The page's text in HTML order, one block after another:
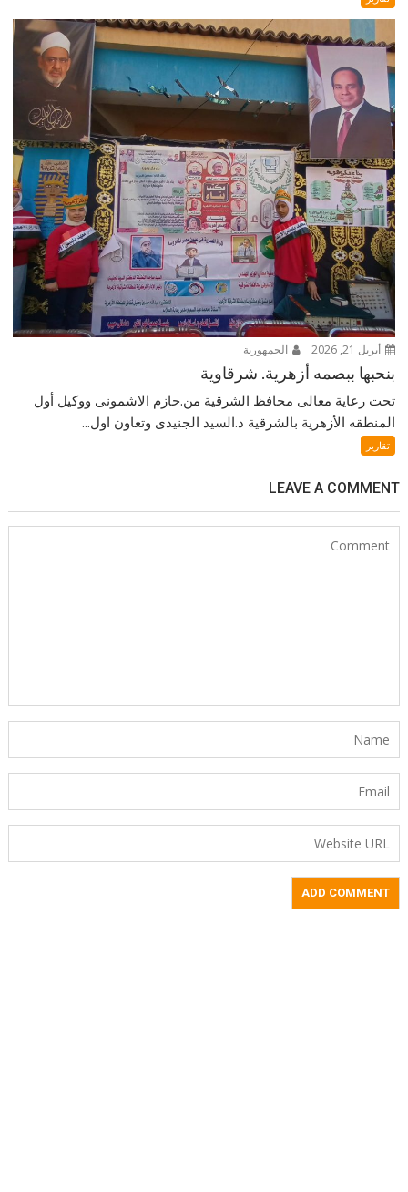
أبريل 21, 2026 الجمهورية
بنحبها ببصمه أزهرية. شرقاوية
تحت رعاية معالى محافظ الشرقية من.حازم الاشمونى ووكيل أول
المنطقه الأزهرية بالشرقية د.السيد الجنيدى وتعاون اول...
تقارير
LEAVE A COMMENT